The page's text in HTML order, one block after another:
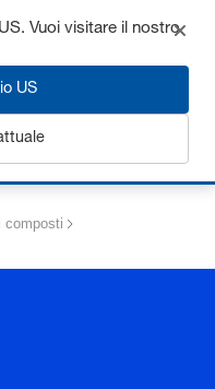
qui per saperne di più
composti
Vuoi visitare il nostro
US